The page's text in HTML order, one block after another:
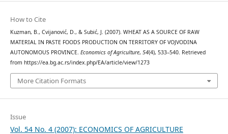
How to Cite
Kuzman, B., Cvijanović, D., & Subić, J. (2007). WHEAT AS A SOURCE OF RAW
MATERIAL IN PASTE FOODS PRODUCTION ON TERRITORY OF VOJVODINA
AUTONOMOUS PROVINCE. Economics of Agriculture, 54(4), 533–540. Retrieved
from https://ea.bg.ac.rs/index.php/EA/article/view/1273
More Citation Formats
Issue
Vol. 54 No. 4 (2007): ECONOMICS OF AGRICULTURE